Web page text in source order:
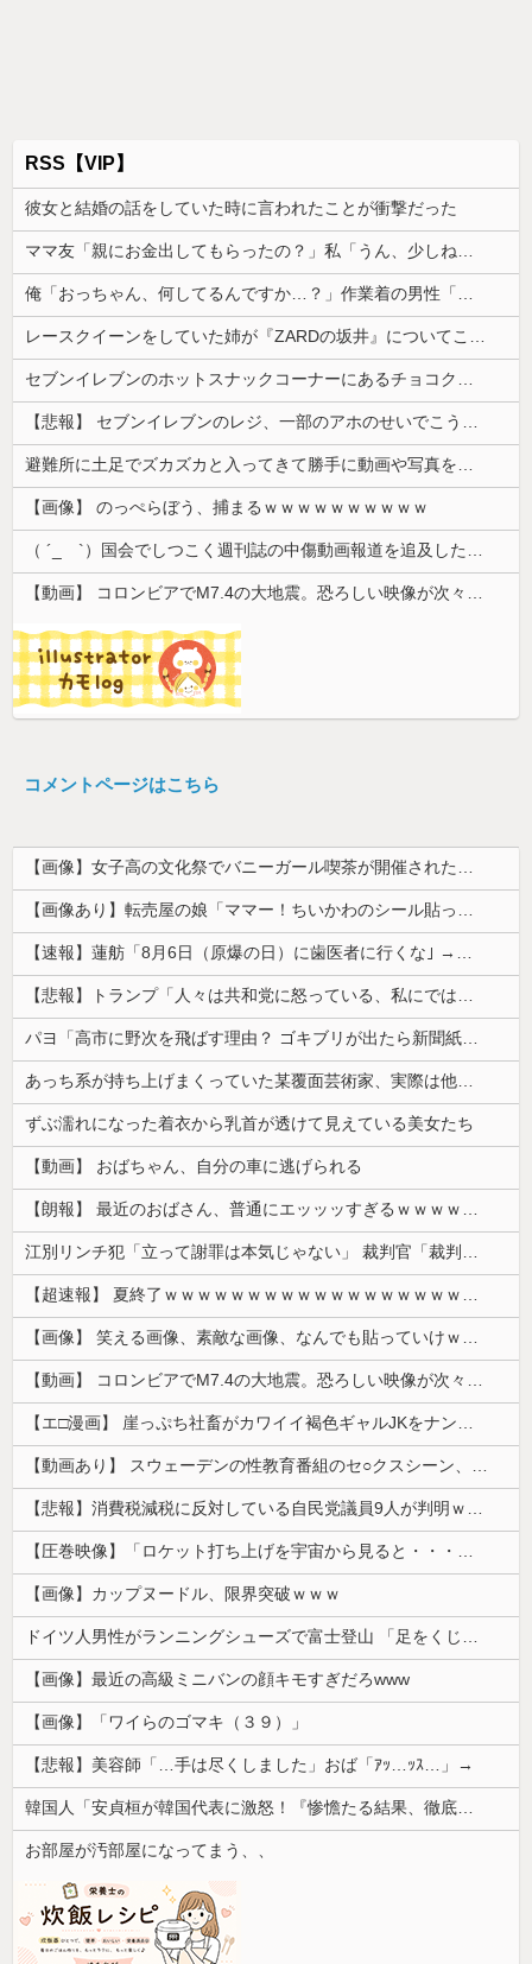
RSS【VIP】
彼女と結婚の話をしていた時に言われたことが衝撃だった
【画像】 のっぺらぼう、捕まるｗｗｗｗｗｗｗｗｗｗ
コメントページはこちら
【画像】女子高の文化祭でバニーガール喫茶が開催された結果
【画像あり】転売屋の娘「ママー！ちいかわのシール貼ったよー！」親「！！！！！！」
【速報】蓮舫「8月6日（原爆の日）に歯医者に行くな｣ →自分は9月1日（関東大震災の日）に歯医者に行ってました
【悲報】トランプ「人々は共和党に怒っている、私にではない」
パヨ「高市に野次を飛ばす理由？ ゴキブリが出たら新聞紙で叩くでしょ。それと同じで、人として当然の行動」
あっち系が持ち上げまくっていた某覆面芸術家、実際は他人に迷惑をかけまくりだったと証明されてしまい……
ずぶ濡れになった着衣から乳首が透けて見えている美女たち
【動画】 おばちゃん、自分の車に逃げられる
【朗報】 最近のおばさん、普通にエッッッすぎるｗｗｗｗｗｗｗｗｗｗ
江別リンチ犯「立って謝罪は本気じゃない」 裁判官「裁判で土下座してないキミは本気じゃないな」
【超速報】 夏終了ｗｗｗｗｗｗｗｗｗｗｗｗｗｗｗｗｗｗｗｗｗｗｗｗｗｗｗｗｗｗｗｗｗｗｗｗｗｗｗｗ
【画像】 笑える画像、素敵な画像、なんでも貼っていけｗｗｗｗｗ
【動画】 コロンビアでM7.4の大地震。恐ろしい映像が次々と届く。
【エ□漫画】 崖っぷち社畜がカワイイ褐色ギャルJKをナンパから助けた結果…！お礼にエ●チなマッサージからの甘々の純愛交尾…！
【動画あり】 スウェーデンの性教育番組のセ○クスシーン、AVの10倍エ□いと話題に
【悲報】消費税減税に反対している自民党議員9人が判明ｗｗｗｗｗｗ
【圧巻映像】「ロケット打ち上げを宇宙から見ると・・・」の動画が衝撃的
【画像】カップヌードル、限界突破ｗｗｗ
ドイツ人男性がランニングシューズで富士登山 「足をくじいて動けない」
【画像】最近の高級ミニバンの顔キモすぎだろwww
【画像】「ワイらのゴマキ（３９）」
【悲報】美容師「…手は尽くしました」おば「ｱｯ…ｯｽ…」→
韓国人「安貞桓が韓国代表に激怒！『惨憺たる結果、徹底的な刷新が必要だ』と監督や協会を痛烈批判」
お部屋が汚部屋になってまう、、